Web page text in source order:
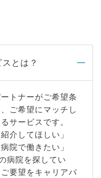
とは？
トナーがご希望条
ご希望にマッチし
サービスです。
介してほしい」
院で働きたい」
病院を探してい
要望をキャリアパ